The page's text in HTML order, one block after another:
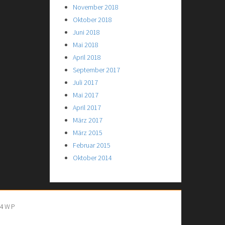
November 2018
Oktober 2018
Juni 2018
Mai 2018
April 2018
September 2017
Juli 2017
Mai 2017
April 2017
März 2017
März 2015
Februar 2015
Oktober 2014